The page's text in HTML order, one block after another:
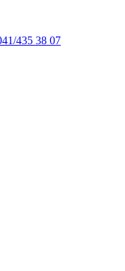
435 38 07